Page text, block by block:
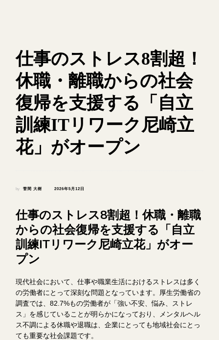
仕事のストレス8割超！
休職・離職からの社会
復帰を支援する「自立
訓練ITリワーク尼崎立
花」がオープン
by 菅間 大樹 2026年5月12日
仕事のストレス8割超！休職・離職
からの社会復帰を支援する「自立
訓練ITリワーク尼崎立花」がオー
プン
現代社会において、仕事や職業生活におけるストレスは多く
の労働者にとって深刻な問題となっています。厚生労働省の
調査では、82.7%もの労働者が「強い不安、悩み、ストレ
ス」を感じていることが明らかになっており、メンタルヘル
ス不調による休職や退職は、企業にとっても地域社会にとっ
ても重要な社会課題です。